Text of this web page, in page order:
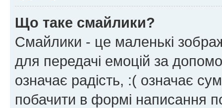
Що таке смайлики?
Смайлики - це маленькі
для передачі емоцій за
означає радість, :( означає
побачити в формі написання